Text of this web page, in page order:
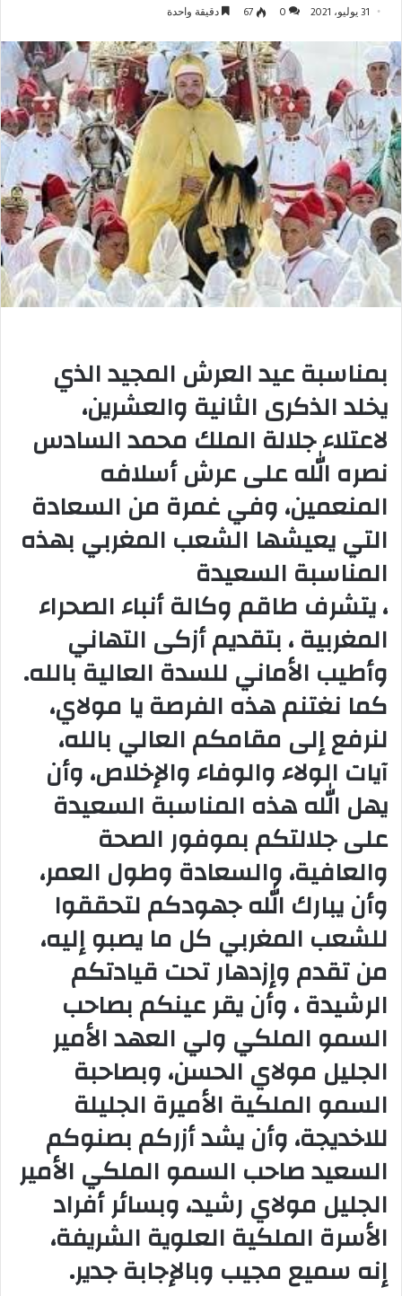
31 يوليو، 2021 0
67 دقيقة واحدة
بمناسبة عيد العرش المجيد الذي
يخلد الذكرى الثانية والعشرين،
لاعتلاء جلالة الملك محمد السادس
نصره الله على عرش أسلافه
المنعمين، وفي غمرة من السعادة
التي يعيشها الشعب المغربي بهذه
المناسبة السعيدة
، يتشرف طاقم وكالة أنباء الصحراء
المغربية ، بتقديم أزكى التهاني
وأطيب الأماني للسدة العالية بالله.
كما نغتنم هذه الفرصة يا مولاي،
لنرفع إلى مقامكم العالي بالله،
آيات الولاء والوفاء والإخلاص، وأن
يهل الله هذه المناسبة السعيدة
على جلالتكم بموفور الصحة
والعافية، والسعادة وطول العمر،
وأن يبارك الله جهودكم لتحققوا
للشعب المغربي كل ما يصبو إليه،
من تقدم وإزدهار تحت قيادتكم
الرشيدة ، وأن يقر عينكم بصاحب
السمو الملكي ولي العهد الأمير
الجليل مولاي الحسن، وبصاحبة
السمو الملكية الأميرة الجليلة
للاخديجة، وأن يشد أزركم بصنوكم
السعيد صاحب السمو الملكي الأمير
الجليل مولاي رشيد، وبسائر أفراد
الأسرة الملكية العلوية الشريفة،
إنه سميع مجيب وبالإجابة جدير.